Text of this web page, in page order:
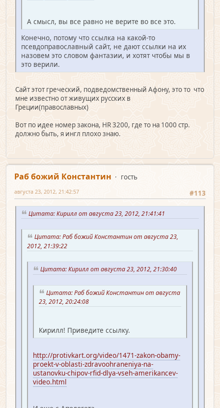
А смысл, вы все равно не верите во все это.
Конечно, потому что ссылка на какой-то
псевдоправославный сайт, не дают ссылки на их
назовем это словом фантазии, и хотят чтобы мы в
это верили.
Сайт этот греческий, подведомственный Афону, это то что
мне известно от живущих русских в
Греции(православных)
Вот по идее номер закона, HR 3200, где то на 1000 стр.
должно быть, я ингл плохо знаю.
Раб божий Константин
гость
#113
августа 23, 2012, 21:42:57
Цитата: Кирилл от августа 23, 2012, 21:41:41
Цитата: Раб божий Константин от августа 23,
2012, 21:39:22
Цитата: Кирилл от августа 23, 2012, 21:30:40
Цитата: Раб божий Константин от августа
23, 2012, 20:24:08
Кирилл! Приведите ссылку.
http://protivkart.org/video/1471-zakon-obamy-
proekt-v-oblasti-zdravoohraneniya-na-
ustanovku-chipov-rfid-dlya-vseh-amerikancev-
video.html